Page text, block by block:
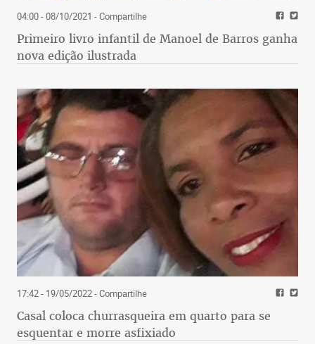
04:00 - 08/10/2021 - Compartilhe
Primeiro livro infantil de Manoel de Barros ganha
nova edição ilustrada
17:42 - 19/05/2022- Compartilhe
Casal coloca churrasqueira em quarto para se
esquentar e morre asfixiado